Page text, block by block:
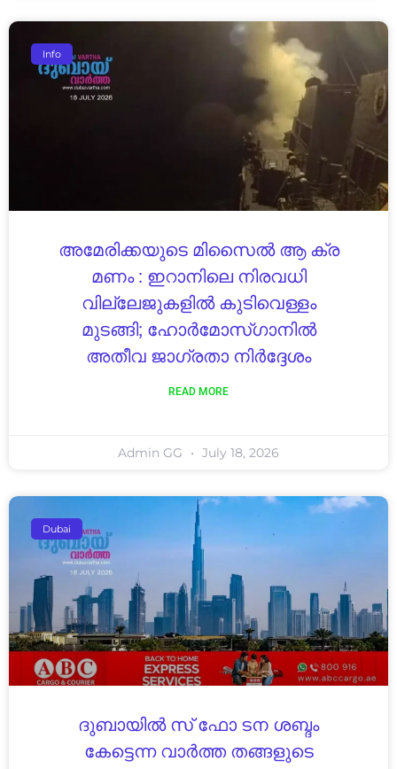
Info
അമേരിക്കയുടെ മിസൈൽ ആ ക്ര
മണം : ഇറാനിലെ നിരവധി
വില്ലേജുകളിൽ കുടിവെള്ളം
മുടങ്ങി; ഹോർമോസ്ഗാനിൽ
അതീവ ജാഗ്രതാ നിർദ്ദേശം
READ MORE
Admin GG July 18, 2026
Dubai
ദുബായിൽ സ്‌ ഫോ ടന ശബ്ദം
കേട്ടെന്ന വാർത്ത തങ്ങളുടെ